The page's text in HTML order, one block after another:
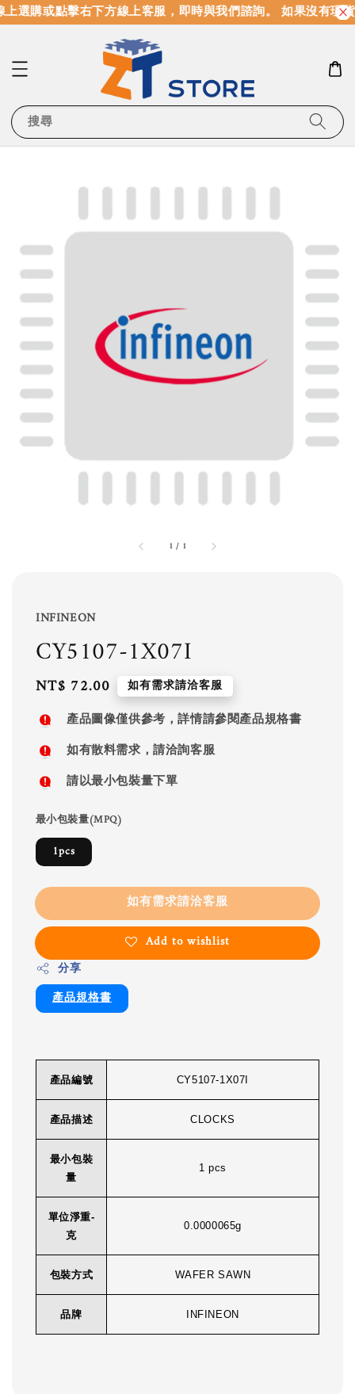
選購或點擊右下方線上客服，即時與我們諮詢。 如果沒有現
搜尋
1 / 1
INFINEON
CY5107-1X07I
Regular
price
NT$ 72.00 如有需求請洽客服
產品圖像僅供參考，詳情請參閱產品規格書
如有散料需求，請洽詢客服
請以最小包裝量下單
最小包裝量(MPQ)
1pcs
如有需求請洽客服
Add to wishlist
分享
產品規格書
產品編號 CY5107-1X07I
產品描述 CLOCKS
最小包裝
量
1 pcs
單位淨重-
克
0.0000065g
包裝方式 WAFER SAWN
品牌 INFINEON